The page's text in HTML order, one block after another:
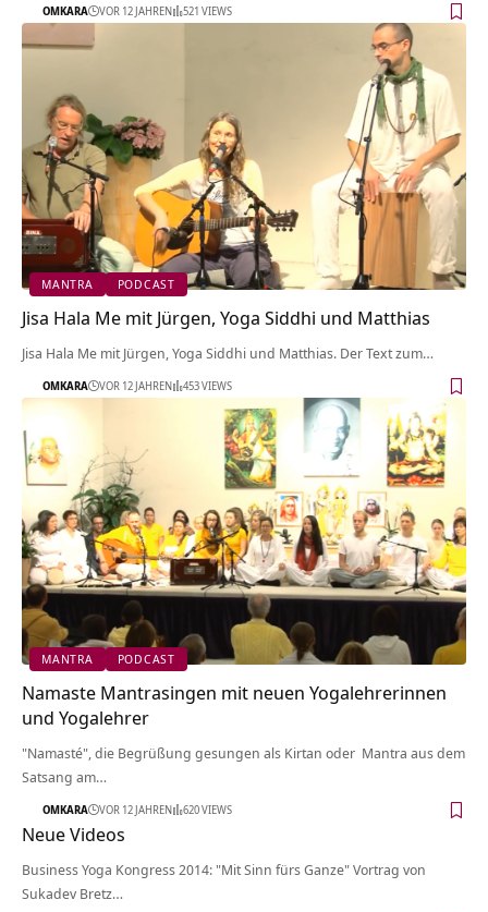
OMKARA VOR 12 JAHREN 521 VIEWS
MANTRA PODCAST
Jisa Hala Me mit Jürgen, Yoga Siddhi und Matthias
Jisa Hala Me mit Jürgen, Yoga Siddhi und Matthias. Der Text zum…
OMKARA VOR 12 JAHREN 453 VIEWS
MANTRA PODCAST
Namaste Mantrasingen mit neuen Yogalehrerinnen
und Yogalehrer
"Namasté", die Begrüßung gesungen als Kirtan oder Mantra aus dem
Satsang am…
OMKARA VOR 12 JAHREN 620 VIEWS
Neue Videos
Business Yoga Kongress 2014: "Mit Sinn fürs Ganze" Vortrag von
Sukadev Bretz…